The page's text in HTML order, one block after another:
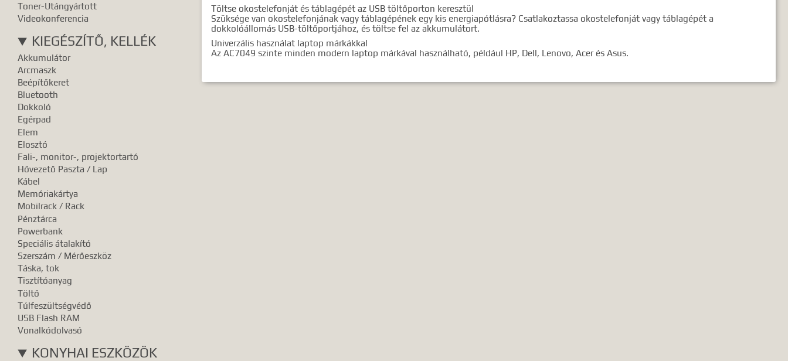
Toner-Utángyártott
Videokonferencia
KIEGÉSZÍTŐ, KELLÉK
Akkumulátor
Arcmaszk
Beépítőkeret
Bluetooth
Dokkoló
Egérpad
Elem
Elosztó
Fali-, monitor-, projektortartó
Hővezető Paszta / Lap
Kábel
Memóriakártya
Mobilrack / Rack
Pénztárca
Powerbank
Speciális átalakító
Szerszám / Mérőeszköz
Táska, tok
Tisztítóanyag
Töltő
Túlfeszültségvédő
USB Flash RAM
Vonalkódolvasó
KONYHAI ESZKÖZÖK
Töltse okostelefonját és táblagépét az USB töltőporton keresztül
Szüksége van okostelefonjának vagy táblagépének egy kis energiapótlásra? Csatlakoztassa okostelefonját vagy táblagépét a
dokkolóállomás USB-töltőportjához, és töltse fel az akkumulátort.
Univerzális használat laptop márkákkal
Az AC7049 szinte minden modern laptop márkával használható, például HP, Dell, Lenovo, Acer és Asus.